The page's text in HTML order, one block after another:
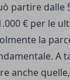
partire dalle
€ per le
la
A
anche